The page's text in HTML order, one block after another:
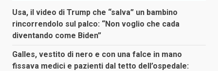
Usa, il video di Trump che “salva” un bambino
rincorrendolo sul palco: “Non voglio che cada
diventando come Biden”
Galles, vestito di nero e con una falce in mano
fissava medici e pazienti dal tetto dell’ospedale: